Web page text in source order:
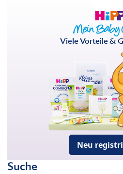
Viele Vorteile &
Neu
Suche